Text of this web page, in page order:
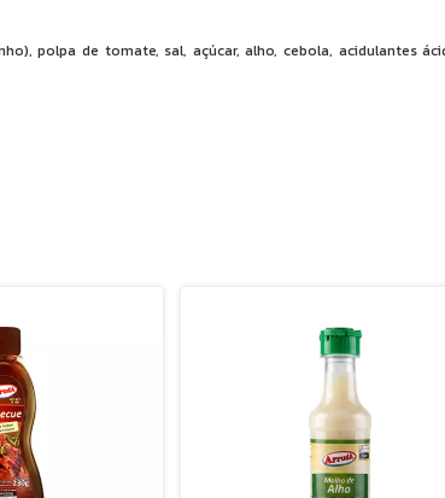
polpa de tomate, sal, açúcar, alho, cebola, acidulantes